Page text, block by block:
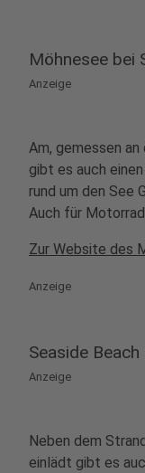
Möhnesee bei
Anzeige
Am, gemessen
gibt es auch
rund um den See
Auch für
Zur Website des
Anzeige
Seaside Beach
Anzeige
Neben dem
einlädt gibt es